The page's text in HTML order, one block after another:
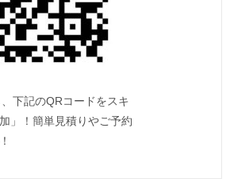
下記のQRコードをスキ
」！簡単見積りやご予約